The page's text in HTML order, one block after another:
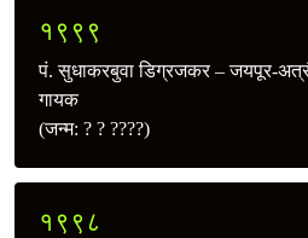
१९९९
पं. सुधाकरबुवा डिग्रजकर – जयपूर-
गायक
(जन्म: ? ? ????)
१९९८